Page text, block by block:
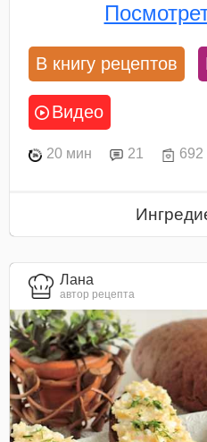
В книгу рецептов
Видео
20 мин 21 692
Лана
автор рецепта